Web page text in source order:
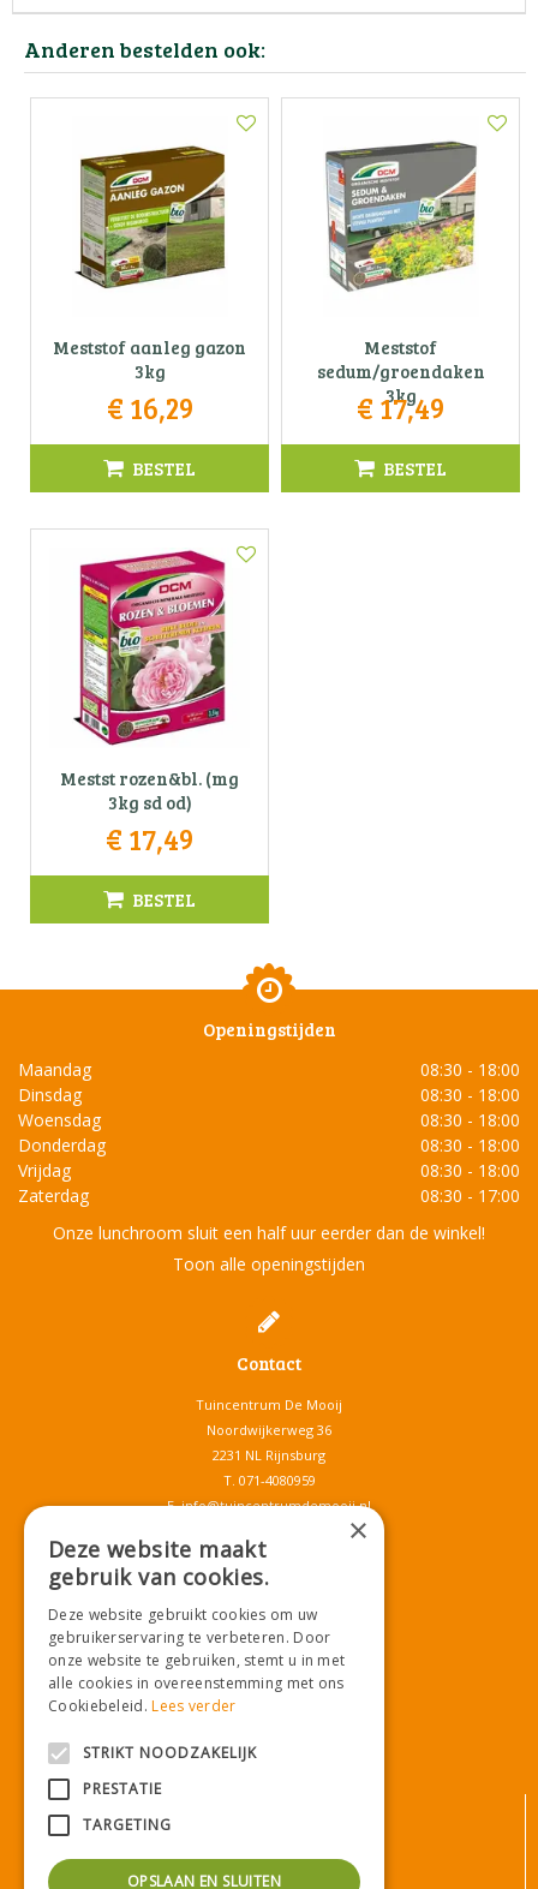
Anderen bestelden ook:
Meststof aanleg gazon
3kg
€ 16,29
BESTEL
Meststof
sedum/groendaken
3kg
€ 17,49
BESTEL
Mestst rozen&bl. (mg
3kg sd od)
€ 17,49
BESTEL
Openingstijden
Maandag
08:30 - 18:00
Dinsdag
08:30 - 18:00
Woensdag
08:30 - 18:00
Donderdag
08:30 - 18:00
Vrijdag
08:30 - 18:00
Zaterdag
08:30 - 17:00
Onze lunchroom sluit een half uur eerder dan de winkel!
Toon alle openingstijden
Contact
Tuincentrum De Mooij
Noordwijkerweg 36
2231 NL Rijnsburg
T. 071-4080959
E.info@tuincentrumdemooij.nl
Download onze App!
×
Deze website maakt
gebruik van cookies.
Deze website gebruikt cookies om uw
gebruikerservaring te verbeteren. Door
onze website te gebruiken, stemt u in met
alle cookies in overeenstemming met ons
Cookiebeleid.Lees verder
STRIKT NOODZAKELIJK
PRESTATIE
TARGETING
OPSLAAN EN SLUITEN